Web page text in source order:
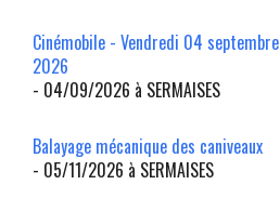
Cinémobile - Vendredi 04 septembre
2026
- 04/09/2026 à SERMAISES
Balayage mécanique des caniveaux
- 05/11/2026 à SERMAISES